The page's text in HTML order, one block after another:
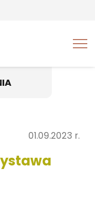
01.09.2023 r.